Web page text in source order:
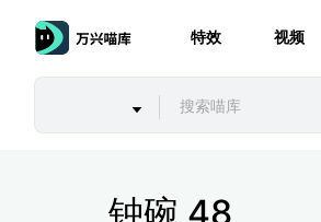
特效 视频
钟碗 48